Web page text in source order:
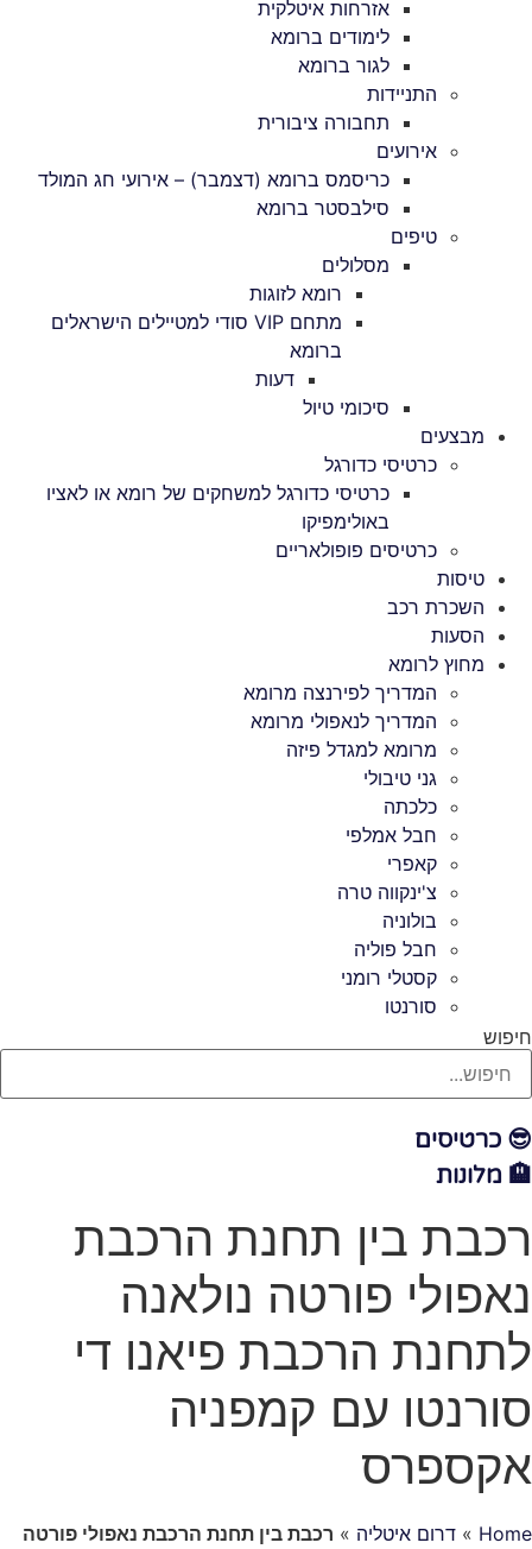
אזרחות איטלקית
לימודים ברומא
לגור ברומא
התניידות
תחבורה ציבורית
אירועים
כריסמס ברומא (דצמבר) – אירועי חג המולד
סילבסטר ברומא
טיפים
מסלולים
רומא לזוגות
מתחם VIP סודי למטיילים הישראלים
ברומא
דעות
סיכומי טיול
מבצעים
כרטיסי כדורגל
כרטיסי כדורגל למשחקים של רומא או לאציו
באולימפיקו
כרטיסים פופולאריים
טיסות
השכרת רכב
הסעות
מחוץ לרומא
המדריך לפירנצה מרומא
המדריך לנאפולי מרומא
מרומא למגדל פיזה
גני טיבולי
כלכתה
חבל אמלפי
קאפרי
צ'ינקווה טרה
בולוניה
חבל פוליה
קסטלי רומני
סורנטו
חיפוש
😎 כרטיסים
🏨 מלונות
רכבת בין תחנת הרכבת
נאפולי פורטה נולאנה
לתחנת הרכבת פיאנו די
סורנטו עם קמפניה
אקספרס
Home
» דרום איטליה » רכבת בין תחנת הרכבת נאפולי פורטה